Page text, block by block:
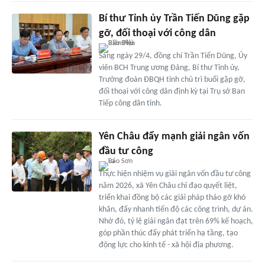
Bí thư Tỉnh ủy Trần Tiến Dũng gặp
gỡ, đối thoại với công dân
Sáng ngày 29/4, đồng chí Trần Tiến Dũng, Ủy
viên BCH Trung ương Đảng, Bí thư Tỉnh ủy,
Trưởng đoàn ĐBQH tỉnh chủ trì buổi gặp gỡ,
đối thoại với công dân định kỳ tại Trụ sở Ban
Tiếp công dân tỉnh.
Yên Châu đẩy mạnh giải ngân vốn
đầu tư công
Thực hiện nhiệm vụ giải ngân vốn đầu tư công
năm 2026, xã Yên Châu chỉ đạo quyết liệt,
triển khai đồng bộ các giải pháp tháo gỡ khó
khăn, đẩy nhanh tiến độ các công trình, dự án.
Nhờ đó, tỷ lệ giải ngân đạt trên 69% kế hoạch,
góp phần thúc đẩy phát triển hạ tầng, tạo
động lực cho kinh tế - xã hội địa phương.